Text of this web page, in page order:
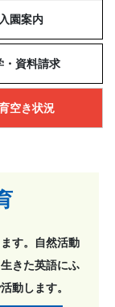
入園案内
・資料請求
空き状況
す。自然活動
きた英語にふ
動します。